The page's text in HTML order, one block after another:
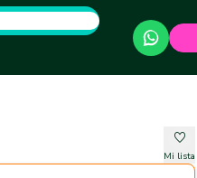
Mi lista